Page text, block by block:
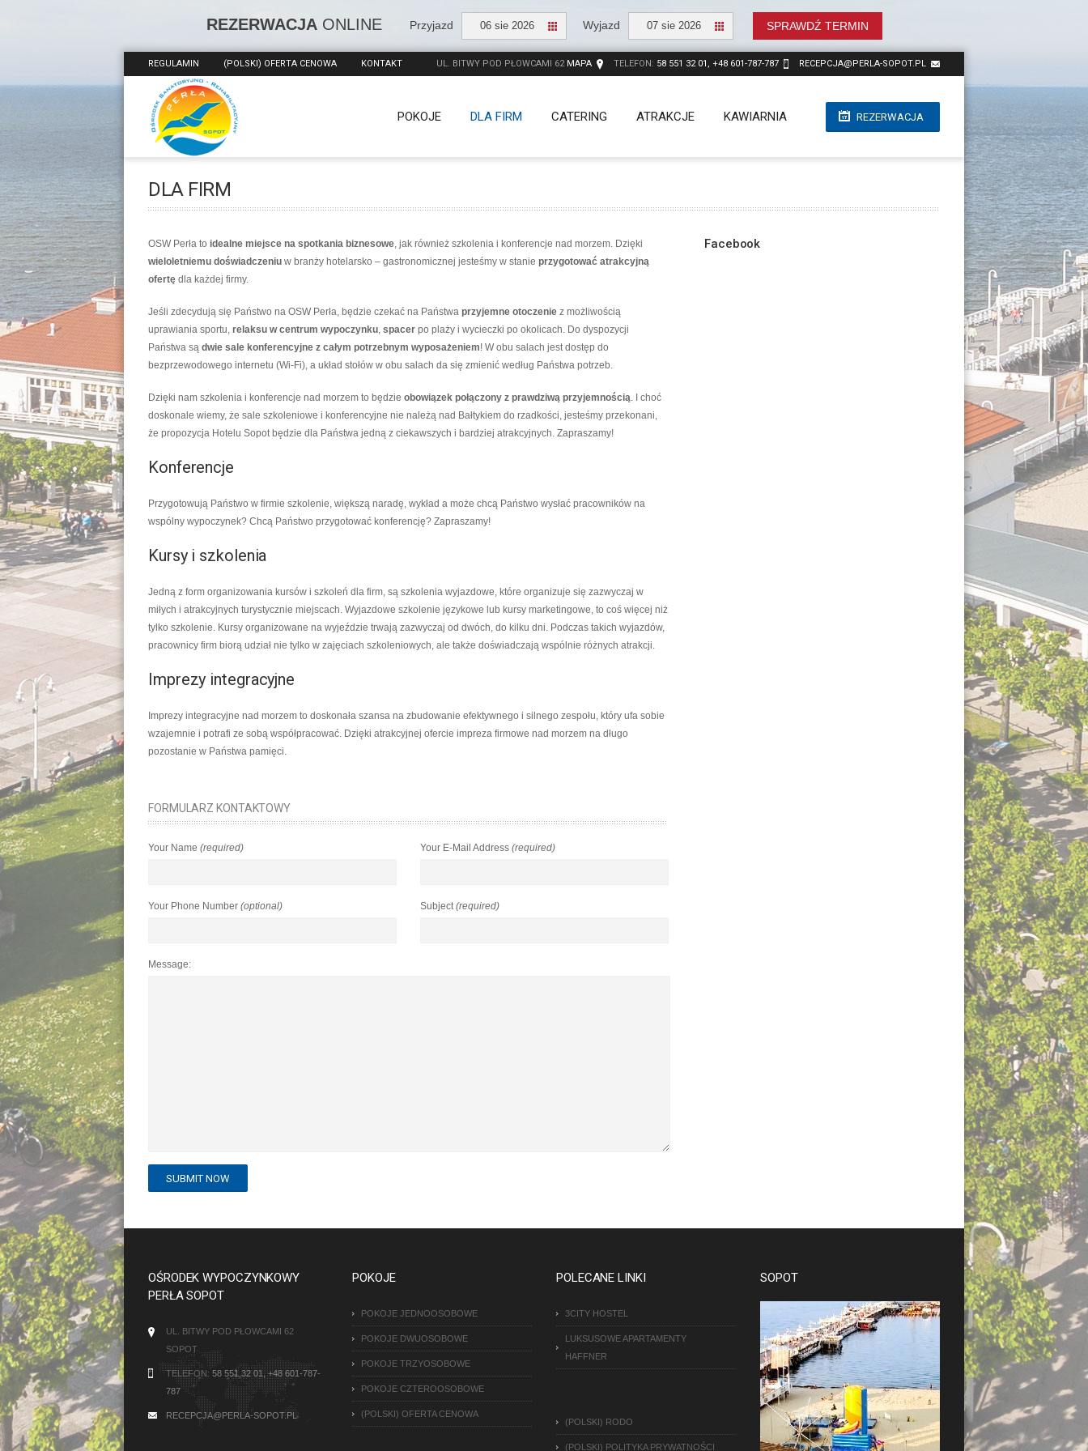
REZERWACJAONLINE Przyjazd 06 sie 2026 Wyjazd 07 sie 2026 SPRAWDŹ TERMIN
REGULAMIN (POLSKI) OFERTA CENOWA KONTAKT UL. BITWY POD PŁOWCAMI 62 MAPA TELEFON: 58 551 32 01, +48 601-787-787 RECEPCJA@PERLA-SOPOT.PL
REZERWACJA
POKOJE DLA FIRM CATERING ATRAKCJE KAWIARNIA
DLA FIRM
OSW Perła to idealne miejsce na spotkania biznesowe, jak również szkolenia i konferencje nad morzem. Dzięki
wieloletniemu doświadczeniu w branży hotelarsko – gastronomicznej jesteśmy w stanie przygotować atrakcyjną
ofertę dla każdej firmy.
Jeśli zdecydują się Państwo na OSW Perła, będzie czekać na Państwa przyjemne otoczenie z możliwością
uprawiania sportu, relaksu w centrum wypoczynku, spacer po plaży i wycieczki po okolicach. Do dyspozycji
Państwa są dwie sale konferencyjne z całym potrzebnym wyposażeniem! W obu salach jest dostęp do
bezprzewodowego internetu (Wi-Fi), a układ stołów w obu salach da się zmienić według Państwa potrzeb.
Dzięki nam szkolenia i konferencje nad morzem to będzie obowiązek połączony z prawdziwą przyjemnością. I choć
doskonale wiemy, że sale szkoleniowe i konferencyjne nie należą nad Bałtykiem do rzadkości, jesteśmy przekonani,
że propozycja Hotelu Sopot będzie dla Państwa jedną z ciekawszych i bardziej atrakcyjnych. Zapraszamy!
Konferencje
Przygotowują Państwo w firmie szkolenie, większą naradę, wykład a może chcą Państwo wysłać pracowników na
wspólny wypoczynek? Chcą Państwo przygotować konferencję? Zapraszamy!
Kursy i szkolenia
Jedną z form organizowania kursów i szkoleń dla firm, są szkolenia wyjazdowe, które organizuje się zazwyczaj w
miłych i atrakcyjnych turystycznie miejscach. Wyjazdowe szkolenie językowe lub kursy marketingowe, to coś więcej niż
tylko szkolenie. Kursy organizowane na wyjeździe trwają zazwyczaj od dwóch, do kilku dni. Podczas takich wyjazdów,
pracownicy firm biorą udział nie tylko w zajęciach szkoleniowych, ale także doświadczają wspólnie różnych atrakcji.
Imprezy integracyjne
Imprezy integracyjne nad morzem to doskonała szansa na zbudowanie efektywnego i silnego zespołu, który ufa sobie
wzajemnie i potrafi ze sobą współpracować. Dzięki atrakcyjnej ofercie impreza firmowe nad morzem na długo
pozostanie w Państwa pamięci.
FORMULARZ KONTAKTOWY
Your Name (required)
Your Phone Number (optional)
Your E-Mail Address (required)
Subject(required)
Message:
Facebook
OŚRODEK WYPOCZYNKOWY
PERŁA SOPOT
UL. BITWY POD PŁOWCAMI 62
SOPOT
TELEFON: 58 551 32 01, +48 601-787-
787
RECEPCJA@PERLA-SOPOT.PL
POKOJE
POKOJE JEDNOOSOBOWE
POKOJE DWUOSOBOWE
POKOJE TRZYOSOBOWE
POKOJE CZTEROOSOBOWE
(POLSKI) OFERTA CENOWA
POLECANE LINKI
3CITY HOSTEL
LUKSUSOWE APARTAMENTY
HAFFNER
(POLSKI) RODO
(POLSKI) POLITYKA PRYWATNOŚCI
SOPOT